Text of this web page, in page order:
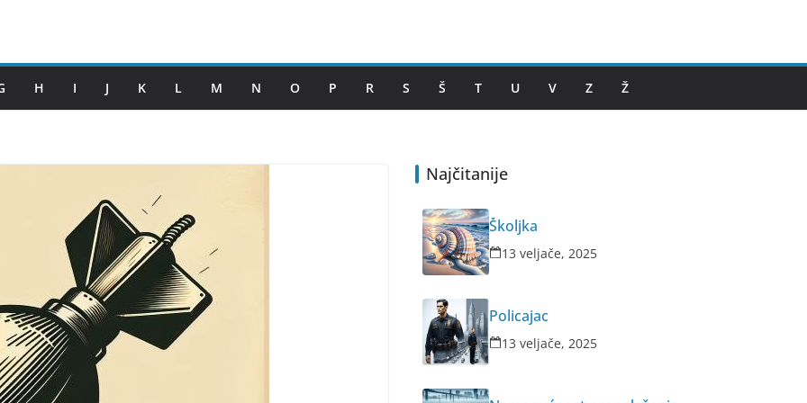
H I J K L M N O P R S Š T U V Z Ž
Najčitanije
Školjka
13 veljače, 2025
Policajac
13 veljače, 2025